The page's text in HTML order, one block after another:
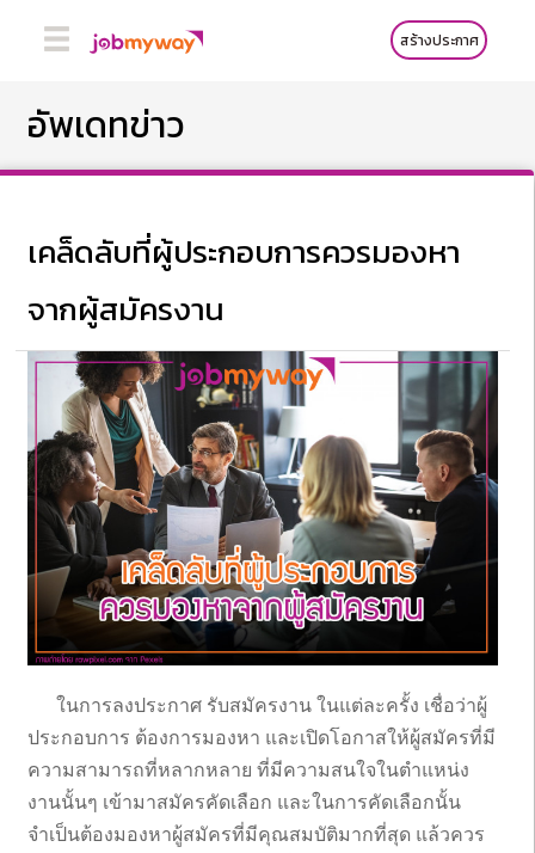
สร้างประกาศ
อัพเดทข่าว
เคล็ดลับที่ผู้ประกอบการควรมองหา
จากผู้สมัครงาน
ในการลงประกาศ รับสมัครงาน ในแต่ละครั้ง เชื่อว่าผู้
ประกอบการ ต้องการมองหา และเปิดโอกาสให้ผู้สมัครที่มี
ความสามารถที่หลากหลาย ที่มีความสนใจในตำแหน่ง
งานนั้นๆ เข้ามาสมัครคัดเลือก และในการคัดเลือกนั้น
จำเป็นต้องมองหาผู้สมัครที่มีคุณสมบัติมากที่สุด แล้วควร